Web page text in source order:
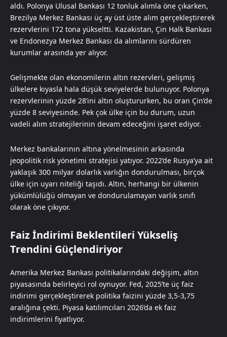
aldı. Polonya Ulusal Bankası 12 tonluk alımla öne çıkarken,
Brezilya Merkez Bankası üç ay üst üste alım gerçekleştirerek
rezervlerini 172 tona yükseltti. Kazakistan, Çin Halk Bankası
ve Endonezya Merkez Bankası da alımlarını sürdüren
kurumlar arasında yer alıyor.
Gelişmekte olan ekonomilerin altın rezervleri, gelişmiş
ülkelere kıyasla hala düşük seviyelerde bulunuyor. Polonya
rezervlerinin yüzde 28’ini altın oluştururken, bu oran Çin’de
yüzde 8 seviyesinde. Pek çok ülke için bu durum, uzun
vadeli alım stratejilerinin devam edeceğini işaret ediyor.
Merkez bankalarının altına yönelmesinin arkasında
jeopolitik risk yönetimi stratejisi yatıyor. 2022’de Rusya’ya ait
yaklaşık 300 milyar dolarlık varlığın dondurulması, birçok
ülke için uyarı niteliği taşıdı. Altın, herhangi bir ülkenin
yükümlülüğü olmayan ve dondurulamayan varlık sınıfı
olarak öne çıkıyor.
Faiz İndirimi Beklentileri Yükseliş
Trendini Güçlendiriyor
Amerika Merkez Bankası politikalarındaki değişim, altın
piyasasında belirleyici rol oynuyor. Fed, 2025’te üç faiz
indirimi gerçekleştirerek politika faizini yüzde 3,5-3,75
aralığına çekti. Piyasa katılımcıları 2026’da ek faiz
indirimlerini fiyatlıyor.